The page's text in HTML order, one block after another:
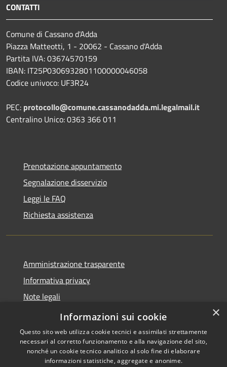
CONTATTI
Comune di Cassano d'Adda
Piazza Matteotti, 1 - 20062 - Cassano d'Adda
Partita IVA: 03674570159
IBAN: IT25P0306932801100000046058
Codice univoco: UF3R24
PEC: protocollo@comune.cassanodadda.mi.legalmail.it
Centralino Unico: 0363 366 011
Prenotazione appuntamento
Segnalazione disservizio
Leggi le FAQ
Richiesta assistenza
Amministrazione trasparente
Informativa privacy
Note legali
Dichiarazione di accessibilità
Copyright © 2026 • Comune di
×
Informazioni sui cookie
Questo sito web utilizza cookie tecnici e assimilati strettamente
necessari al corretto funzionamento e alla navigazione del sito,
nonché un cookie tecnico analitico al solo fine di elaborare
informazioni statistiche, aggregate e anonime.